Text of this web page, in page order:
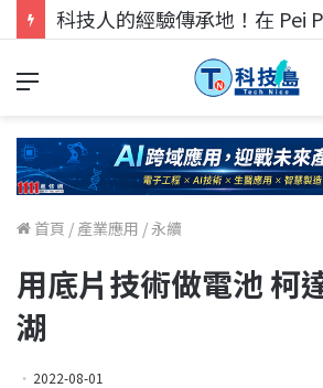
首頁 / 產業應用 /永續
用底片技術做電池 柯
湖
2022-08-01